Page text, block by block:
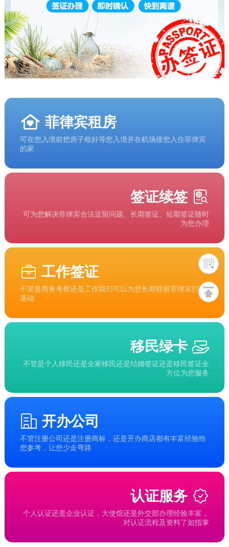
菲律宾租房
可在您入境前把房子租好等您入境并在机场接您入住菲律宾
的家
签证续签
可为您解决菲律宾合法逗留问题、长期签证、短期签证随时
为您办理
工作签证
不管是商务考察还是工作我们可以为您长期驻留菲律宾打下
基础
移民绿卡
不管是个人移民还是全家移民还是结婚签证还是移民签证全
方位为您服务
开办公司
不管注册公司还是注册商标，还是开办商店都有丰富经验给
您参考，让您少走弯路
认证服务
个人认证还是企业认证，大使馆还是外交部办理经验丰富，
对认证流程及资料了如指掌